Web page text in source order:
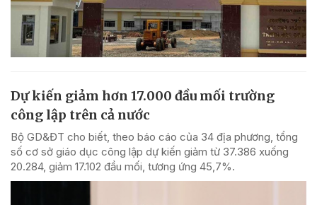
Dự kiến giảm hơn 17.000 đầu mối trường
công lập trên cả nước
Bộ GD&ĐT cho biết, theo báo cáo của 34 địa phương, tổng
số cơ sở giáo dục công lập dự kiến giảm từ 37.386 xuống
20.284, giảm 17.102 đầu mối, tương ứng 45,7%.